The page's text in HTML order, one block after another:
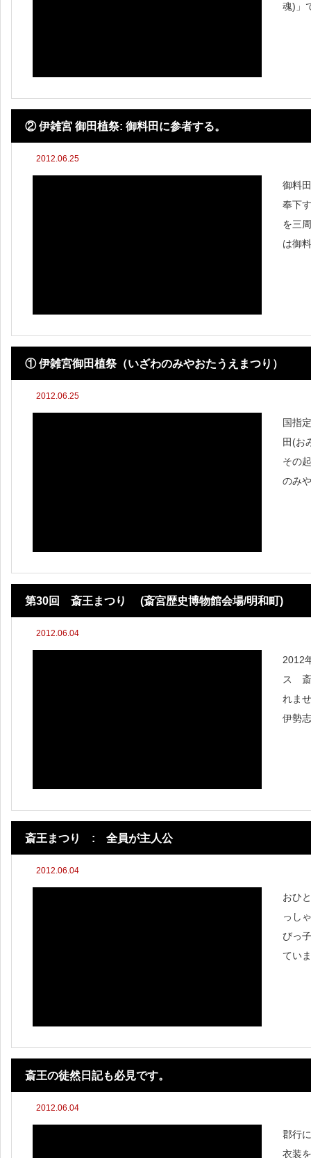
魂)」
② 伊雑宮 御田植祭: 御料田に参者する。
2012.06.25
御料
奉下
を三
は御
① 伊雑宮御田植祭（いざわのみやおたうえまつり）
2012.06.25
国指
田(お
その
のみ
第30回 斎王まつり (斎宮歴史博物館会場/明和町)
2012.06.04
2012
ス 斎
れま
伊勢
斎王まつり : 全員が主人公
2012.06.04
おひ
っし
びっ
てい
斎王の徒然日記も必見です。
2012.06.04
郡行
衣装